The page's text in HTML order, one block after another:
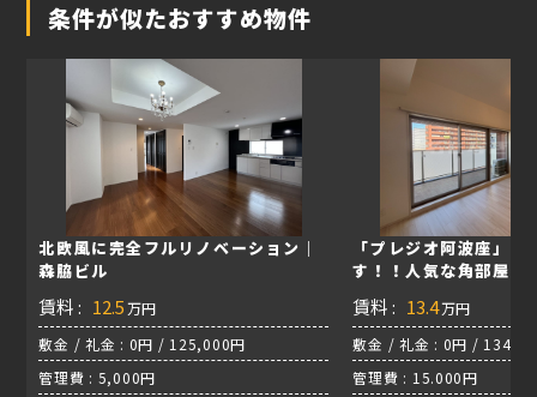
条件が似たおすすめ物件
北欧風に完全フルリノベーション｜
森脇ビル
賃料 : 12.5 万円
敷金 / 礼金 : 0円 / 125,000円
管理費 : 5,000円
「プレジオ阿波座」二
す！！人気な角部屋に
賃料 : 13.4万円
敷金 / 礼金 : 0円 /
管理費 : 15.000円